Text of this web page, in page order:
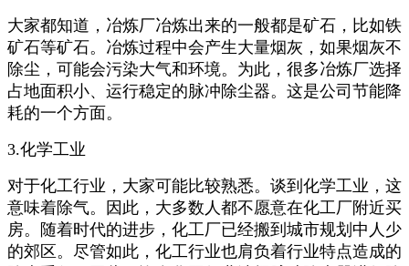
大家都知道，冶炼厂冶炼出来的一般都是矿石，比如铁
矿石等矿石。冶炼过程中会产生大量烟灰，如果烟灰不
除尘，可能会污染大气和环境。为此，很多冶炼厂选择
占地面积小、运行稳定的脉冲除尘器。这是公司节能降
耗的一个方面。
3.化学工业
对于化工行业，大家可能比较熟悉。谈到化学工业，这
意味着除气。因此，大多数人都不愿意在化工厂附近买
房。随着时代的进步，化工厂已经搬到城市规划中人少
的郊区。尽管如此，化工行业也肩负着行业特点造成的